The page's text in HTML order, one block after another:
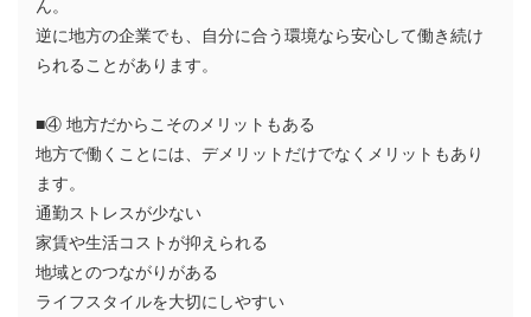
ん。
逆に地方の企業でも、自分に合う環境なら安心して働き続け
られることがあります。
■④ 地方だからこそのメリットもある
地方で働くことには、デメリットだけでなくメリットもあり
ます。
通勤ストレスが少ない
家賃や生活コストが抑えられる
地域とのつながりがある
ライフスタイルを大切にしやすい